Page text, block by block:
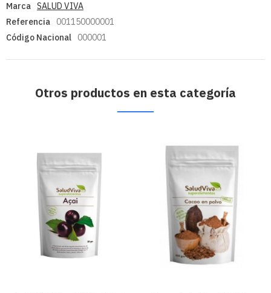
Marca SALUD VIVA
Referencia
001150000001
Código Nacional
000001
Otros productos en esta categoría